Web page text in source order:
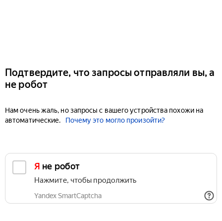
Подтвердите, что запросы отправляли вы, а
не робот
Нам очень жаль, но запросы с вашего устройства похожи на
автоматические.
Почему это могло произойти?
Я не робот
Нажмите, чтобы продолжить
Yandex SmartCaptcha